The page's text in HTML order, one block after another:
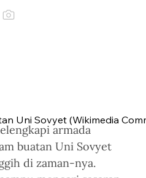
Uni Sovyet (Wikimedia
armada
buatan Uni Sovyet
di zaman-nya.